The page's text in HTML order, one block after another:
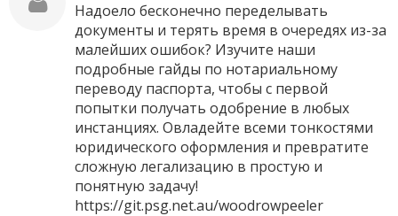
Надоело бесконечно переделывать
документы и терять время в очередях из-за
малейших ошибок? Изучите наши
подробные гайды по нотариальному
переводу паспорта, чтобы с первой
попытки получать одобрение в любых
инстанциях. Овладейте всеми тонкостями
юридического оформления и превратите
сложную легализацию в простую и
понятную задачу!
https://git.psg.net.au/woodrowpeeler